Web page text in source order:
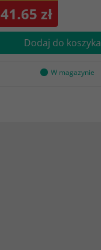
41.65 zł
Dodaj do koszyka
W magazynie